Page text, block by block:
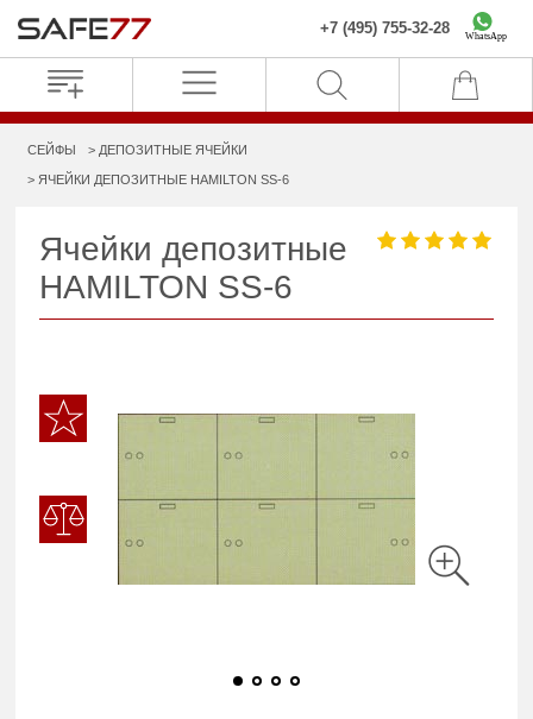
+7 (495) 755-32-28 WhatsApp
СЕЙФЫ ДЕПОЗИТНЫЕ ЯЧЕЙКИ
ЯЧЕЙКИ ДЕПОЗИТНЫЕ HAMILTON SS-6
Ячейки депозитные
HAMILTON SS-6